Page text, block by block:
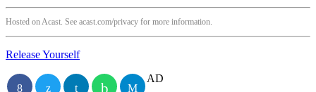
Hosted on Acast. See acast.com/privacy for more information.
Release Yourself
AD